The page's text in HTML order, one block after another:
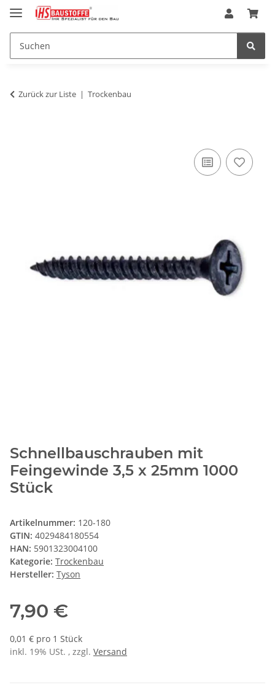
Zurück zur Liste Trockenbau
Schnellbauschrauben mit
Feingewinde 3,5 x 25mm 1000
Stück
Artikelnummer: 120-180
GTIN: 4029484180554
HAN: 5901323004100
Kategorie: Trockenbau
Hersteller: Tyson
7,90 €
0,01 € pro 1 Stück
inkl. 19% USt. , zzgl. Versand